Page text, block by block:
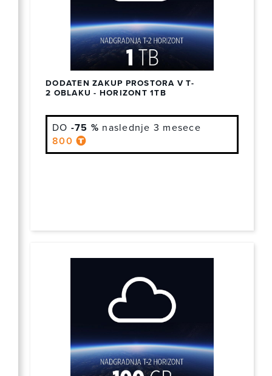
DODATEN ZAKUP PROSTORA V T-
2 OBLAKU - HORIZONT 1TB
DO -75 % naslednje 3 mesece
800